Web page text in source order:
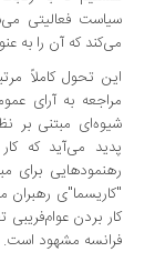
فعالیتی می‌شود
که آن را به عنوان
تحول کاملاً مرتبط
به آرای عمومی،
مبتنی بر نظم و
می‌آید که کار در
برای
رهبران
بردن عوام‌فریبی
مشهود است.